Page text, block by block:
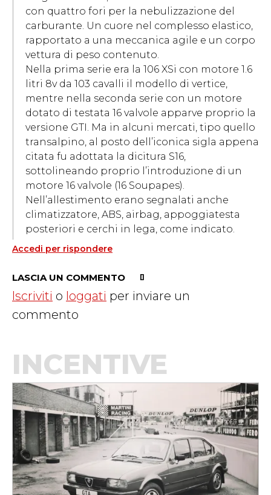
con quattro fori per la nebulizzazione del
carburante. Un cuore nel complesso elastico,
rapportato a una meccanica agile e un corpo
vettura di peso contenuto.
Nella prima serie era la 106 XSi con motore 1.6
litri 8v da 103 cavalli il modello di vertice,
mentre nella seconda serie con un motore
dotato di testata 16 valvole apparve proprio la
versione GTI. Ma in alcuni mercati, tipo quello
transalpino, al posto dell’iconica sigla appena
citata fu adottata la dicitura S16,
sottolineando proprio l’introduzione di un
motore 16 valvole (16 Soupapes).
Nell’allestimento erano segnalati anche
climatizzatore, ABS, airbag, appoggiatesta
posteriori e cerchi in lega, come indicato.
Accedi per rispondere
LASCIA UN COMMENTO
Iscriviti o loggati per inviare un
commento
INCENTIVE